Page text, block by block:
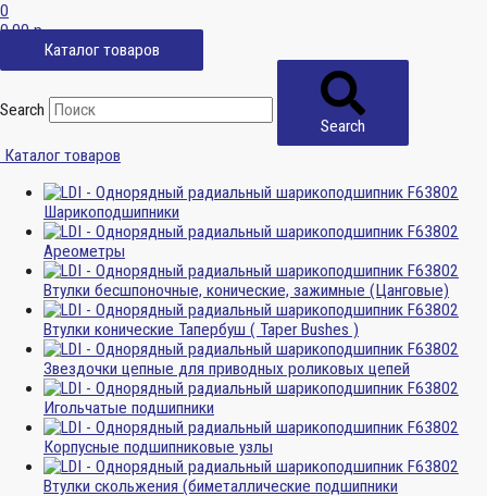
0
0,00р.
Каталог товаров
Search
Search
Каталог товаров
Шарикоподшипники
Ареометры
Втулки бесшпоночные, конические, зажимные (Цанговые)
Втулки конические Тапербуш ( Taper Bushes )
Звездочки цепные для приводных роликовых цепей
Игольчатые подшипники
Корпусные подшипниковые узлы
Втулки скольжения (биметаллические подшипники